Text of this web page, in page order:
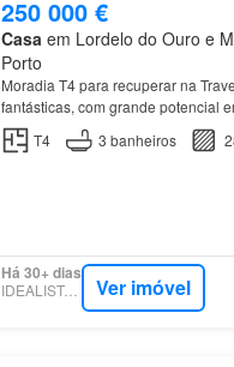
250 000 €
Casaem Lordelo do Ouro e
Porto
Moradia T4 para recuperar na
fantásticas, com grande potencial
T4
3 banheiros
Há 30+ dias
IDEALISTA.PT Ver imóvel